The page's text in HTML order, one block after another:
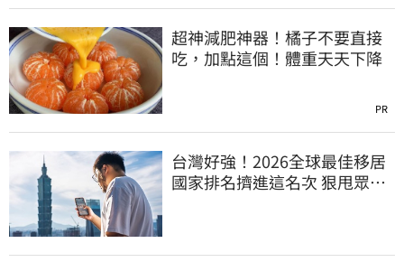
超神減肥神器！橘子不要直接
吃，加點這個！體重天天下降
PR
台灣好強！2026全球最佳移居
國家排名擠進這名次 狠甩眾多